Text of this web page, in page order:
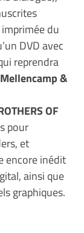
du
DVD avec
reprendra
&
OF
pour
et
encore inédit
ainsi que
graphiques.